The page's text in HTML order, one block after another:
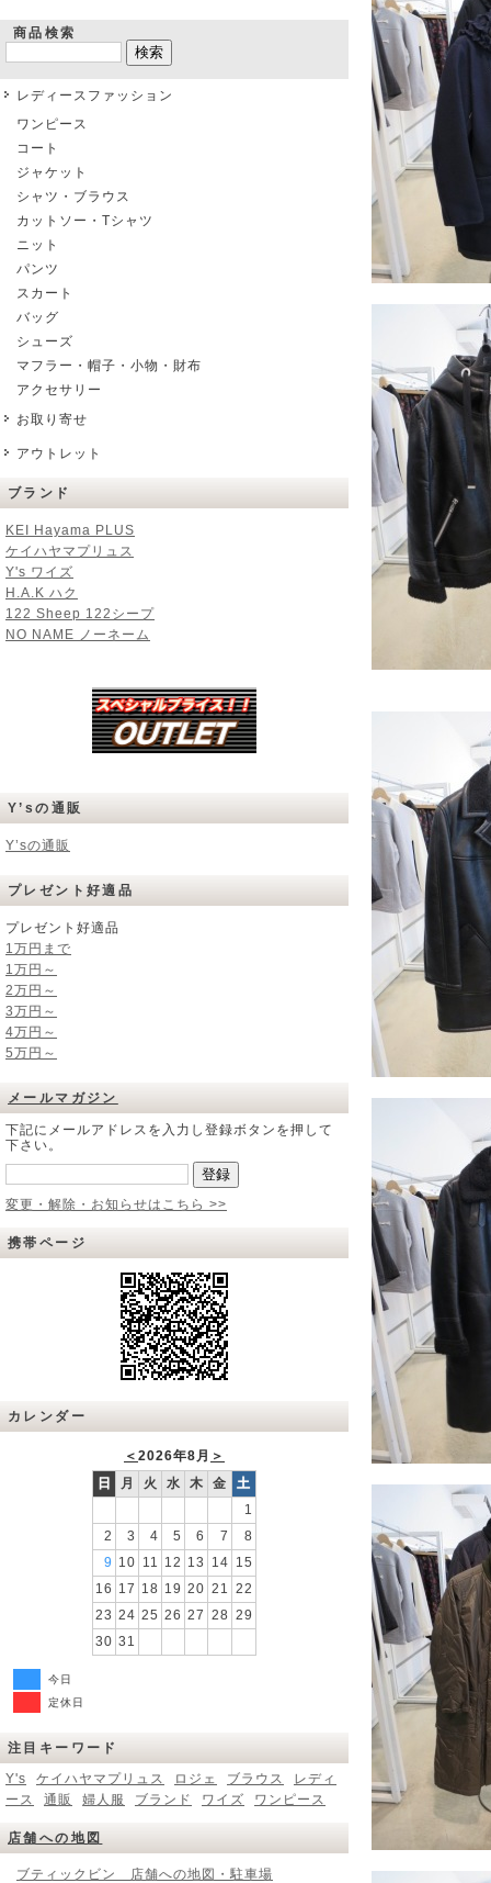
商品検索
レディースファッション
ワンピース
コート
ジャケット
シャツ・ブラウス
カットソー・Tシャツ
ニット
パンツ
スカート
バッグ
シューズ
マフラー・帽子・小物・財布
アクセサリー
お取り寄せ
アウトレット
ブランド
KEI Hayama PLUS
ケイハヤマプリュス
Y's ワイズ
H.A.K ハク
122 Sheep 122シープ
NO NAME ノーネーム
Y’sの通販
Y’sの通販
プレゼント好適品
プレゼント好適品
1万円まで
1万円～
2万円～
3万円～
4万円～
5万円～
メールマガジン
下記にメールアドレスを入力し登録ボタンを押して
下さい。
変更・解除・お知らせはこちら >>
携帯ページ
カレンダー
＜ 2026年8月 ＞
日
月 火 水 木 金
土
1
2
3 4 5 6 7
8
9 10 11 12 13 14 15
16 17 18 19 20 21 22
23 24 25 26 27 28 29
30 31
今日
定休日
注目キーワード
Y's
ケイハヤマプリュス ロジェ ブラウス
レディ
ース
通販 婦人服 ブランド ワイズ ワンピース
店舗への地図
ブティックビン 店舗への地図・駐車場